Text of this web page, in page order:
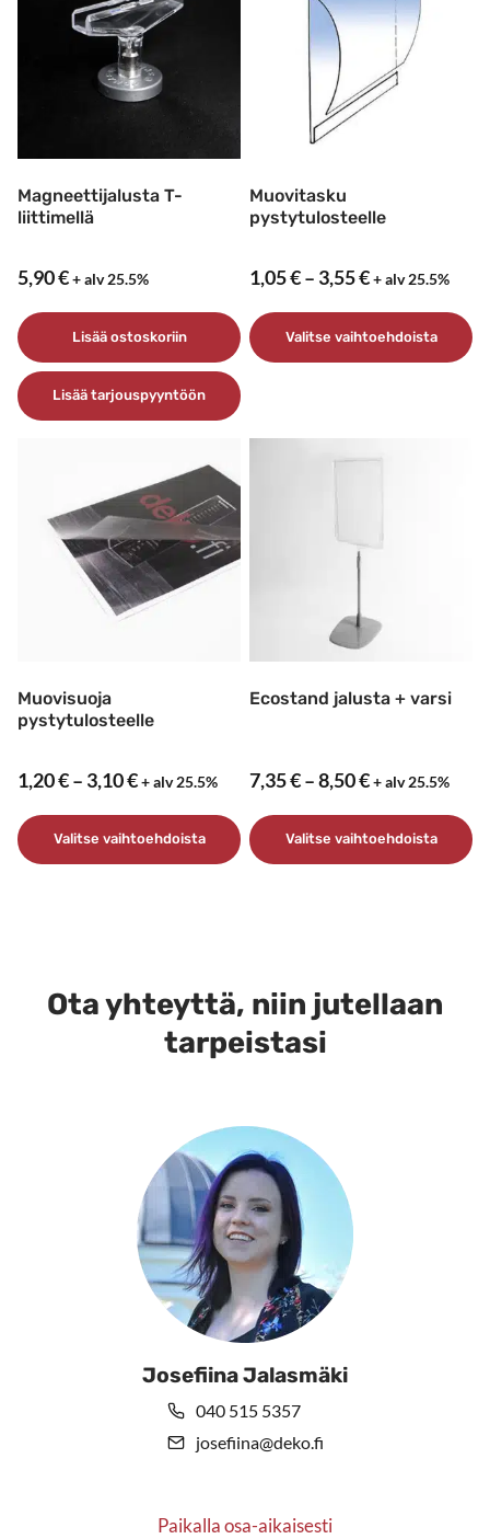
Magneettijalusta T-
liittimellä
5,90€+ alv 25.5%
Lisää ostoskoriin
Lisää tarjouspyyntöön
Muovitasku
pystytulosteelle
1,05€– 3,55€Hintaluokka:
–
3,55 €
+ alv 25.5%
Valitse vaihtoehdoista
on
Muovisuoja
pystytulosteelle
1,20€– 3,10€Hintaluokka:
–
3,10 €
+ alv 25.5%
Valitse vaihtoehdoista
muunnelma.
Ecostand jalusta + varsi
7,35€–8,50€Hintaluokka:
–
8,50 €
+ alv 25.5%
Valitse vaihtoehdoista
muunnelma.
tehdä
sivulla.
Ota yhteyttä, niin jutellaan
tarpeistasi
Josefiina Jalasmäki
040 515 5357
josefiina@deko.fi
Paikalla osa-aikaisesti